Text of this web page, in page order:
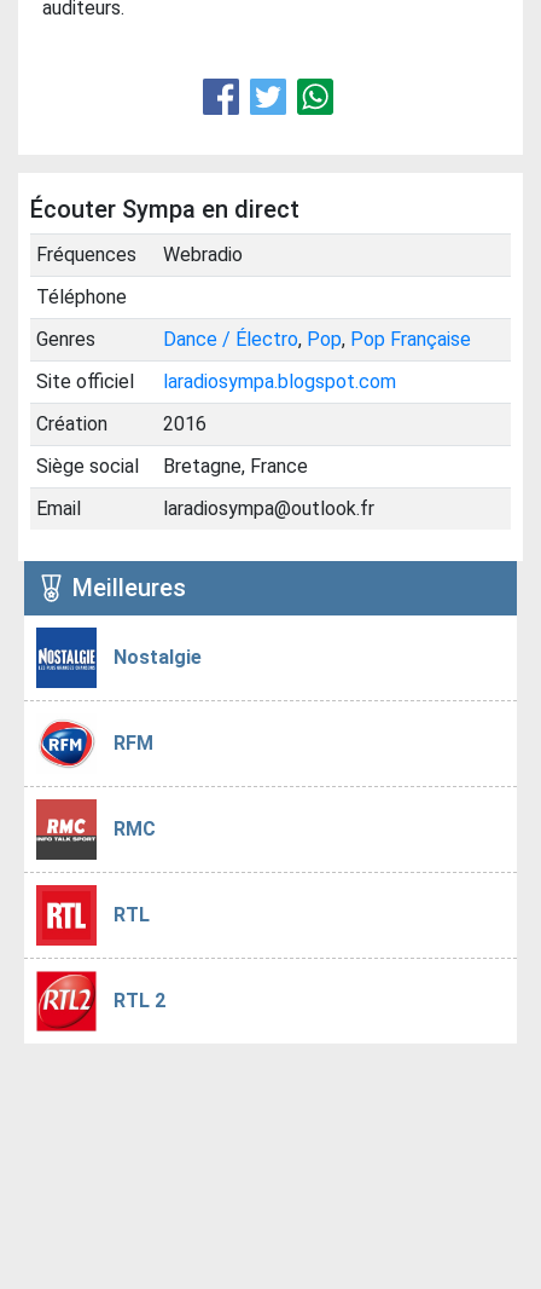
auditeurs.
Écouter Sympa en direct
Fréquences
Webradio
Téléphone
Genres
Dance / Électro, Pop, Pop Française
Site officiel
laradiosympa.blogspot.com
Création
2016
Siège social
Bretagne, France
Email
laradiosympa@outlook.fr
Meilleures
Nostalgie
RFM
RMC
RTL
RTL 2